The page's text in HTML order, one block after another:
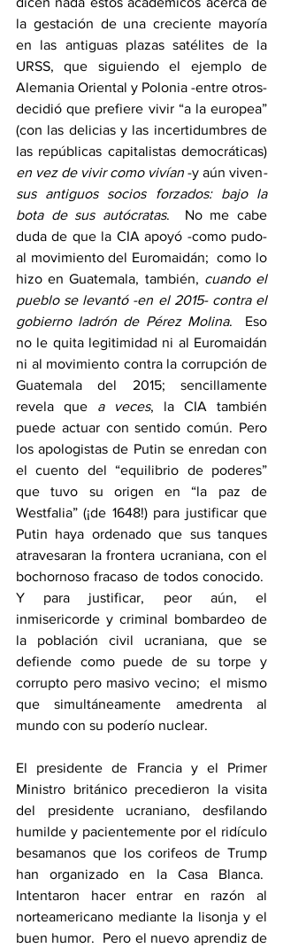
la gestación de una creciente mayoría
en las antiguas plazas satélites de la
URSS, que siguiendo el ejemplo de
Alemania Oriental y Polonia -entre otros-
decidió que prefiere vivir “a la europea”
(con las delicias y las incertidumbres de
en vez de vivir como vivían -y aún viven-
sus antiguos socios forzados: bajo la
bota de sus autócratas.  No me cabe
duda de que la CIA apoyó -como pudo-
al movimiento del Euromaidán;  como lo
hizo en Guatemala, también, cuando el
pueblo se levantó -en el 2015- contra el
gobierno ladrón de Pérez Molina.  Eso
no le quita legitimidad ni al Euromaidán
ni al movimiento contra la corrupción de
Guatemala del 2015; sencillamente
revela que a veces, la CIA también
puede actuar con sentido común. Pero
los apologistas de Putin se enredan con
el cuento del “equilibrio de poderes”
que tuvo su origen en “la paz de
Westfalia” (¡de 1648!) para justificar que
Putin haya ordenado que sus tanques
atravesaran la frontera ucraniana, con el
bochornoso fracaso de todos conocido.
Y para justificar, peor aún, el
inmisericorde y criminal bombardeo de
la población civil ucraniana, que se
defiende como puede de su torpe y
corrupto pero masivo vecino;  el mismo
que simultáneamente amedrenta al
mundo con su poderío nuclear.
El presidente de Francia y el Primer
Ministro británico precedieron la visita
del presidente ucraniano, desfilando
humilde y pacientemente por el ridículo
besamanos que los corifeos de Trump
han organizado en la Casa Blanca.
Intentaron hacer entrar en razón al
norteamericano mediante la lisonja y el
buen humor.  Pero el nuevo aprendiz de